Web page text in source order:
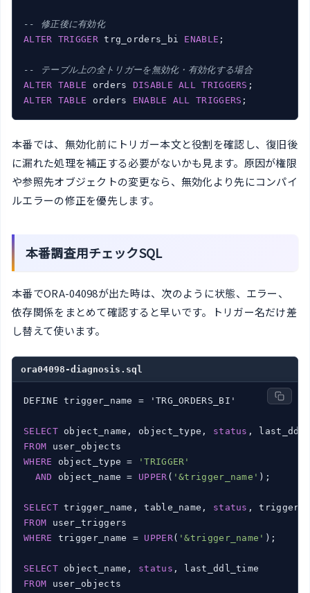
-- 修正後に有効化
ALTER TRIGGER trg_orders_bi ENABLE ;
-- テーブル上の全トリガーを無効化・有効化する場合
ALTER TABLE orders DISABLE ALL TRIGGERS
ALTER TABLE orders ENABLE ALL TRIGGERS ;
本番では、無効化前にトリガー本文と役割を確認し、復旧後
に漏れた処理を補正する必要がないかも見ます。原因が権限
や参照先オブジェクトの変更なら、無効化より先にコンパイ
ルエラーの修正を優先します。
本番調査用チェックSQL
本番でORA-04098が出た時は、次のように状態、エラー、
依存関係をまとめて確認すると早いです。トリガー名だけ差
し替えて使います。
ora04098-diagnosis.sql
DEFINE trigger_name = 'TRG_ORDERS_BI'
SELECT object_name, object_type, status
FROM
WHERE object_type =
'TRIGGER'
AND
object_name = UPPER ( '&trigger_name' );
SELECT trigger_name, table_name, status
FROM
WHERE trigger_name = UPPER( '&trigger_name' );
SELECT object_name, status
FROM